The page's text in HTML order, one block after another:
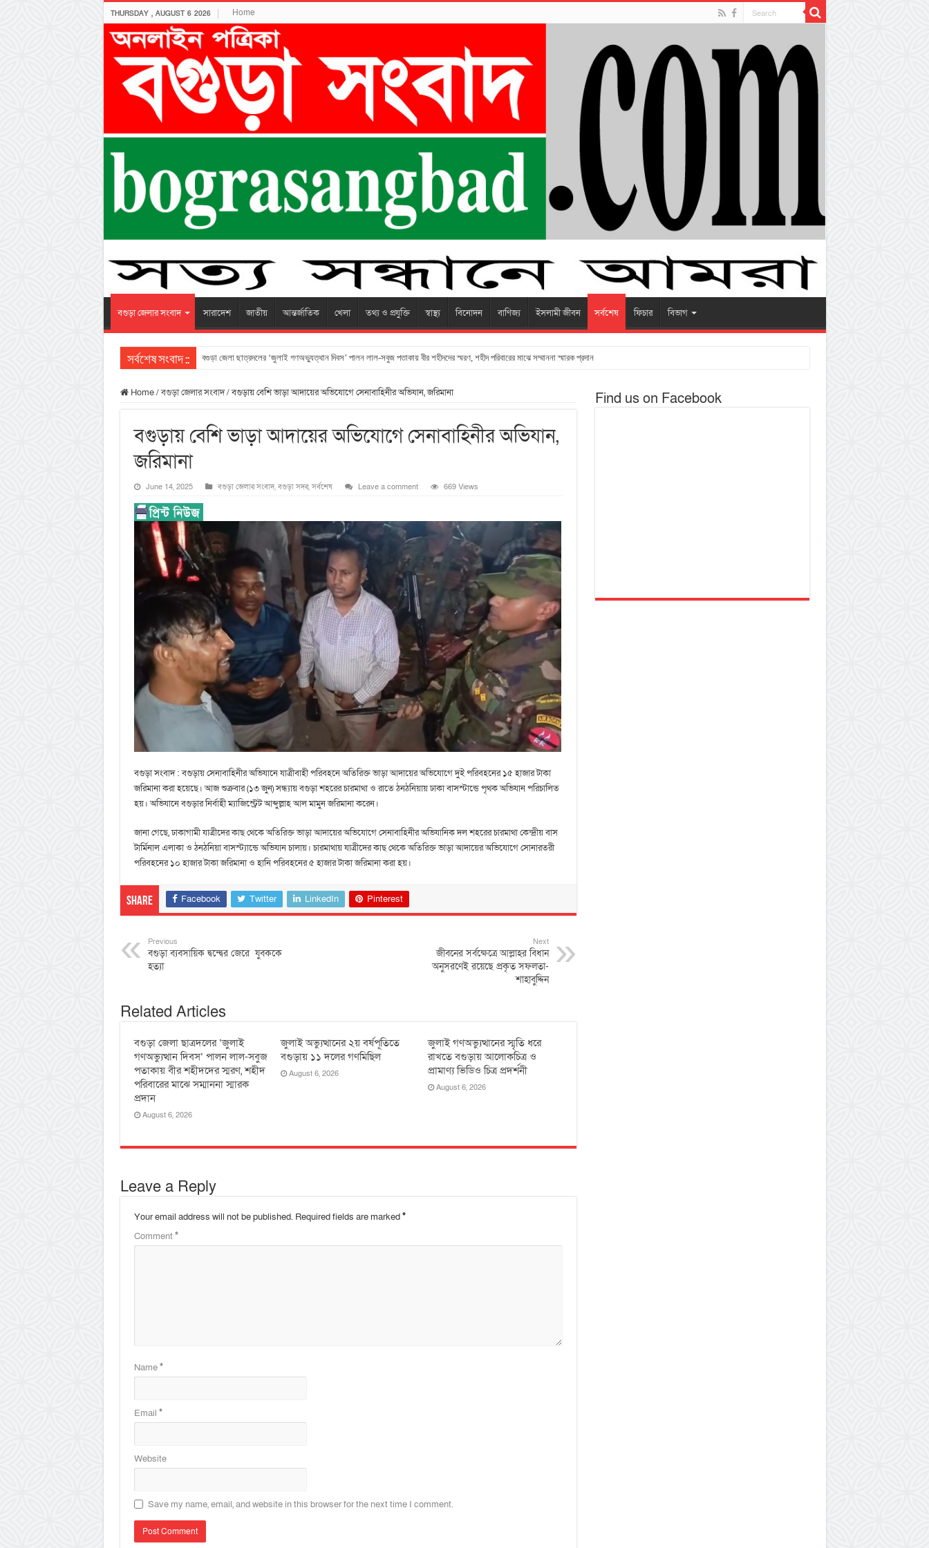
THURSDAY , AUGUST 6 2026 Home
বগুড়া জেলার সংবাদ সারাদেশ জাতীয় আন্তর্জাতিক খেলা তথ্য ও প্রযুক্তি স্বাস্থ্য বিনোদন বাণিজ্য ইসলামী জীবন সর্বশেষ ফিচার বিভাগ
সর্বশেষ সংবাদ :: বগুড়া জেলা ছাত্রদলের ‘জুলাই গণঅভ্যুত্থান দিবস’ পালন লাল-সবুজ পতাকায় বীর শহীদদের স্মরণ, শহীদ পরিবারের মাঝে সম্মাননা স্মারক প্রদান
Home/বগুড়া জেলার সংবাদ/বগুড়ায় বেশি ভাড়া আদায়ের অভিযোগে সেনাবাহিনীর অভিযান, জরিমানা
বগুড়ায় বেশি ভাড়া আদায়ের অভিযোগে সেনাবাহিনীর অভিযান,
জরিমানা
June 14, 2025 বগুড়া জেলার সংবাদ,বগুড়া সদর,সর্বশেষ Leave a comment 669 Views
বগুড়া সংবাদ : বগুড়ায় সেনাবাহিনীর অভিযানে যাত্রীবাহী পরিবহনে অতিরিক্ত ভাড়া আদায়ের অভিযোগে দুই পরিবহনের ১৫ হাজার টাকা
জরিমানা করা হয়েছে। আজ শুক্রবার (১৩ জুন) সন্ধ্যায় বগুড়া শহরের চারমাথা ও রাতে ঠনঠনিয়ায় ঢাকা বাসস্টান্ডে পৃথক অভিযান পরিচালিত
হয়। অভিযানে বগুড়ার নির্বাহী ম্যাজিস্ট্রেট আব্দুল্লাহ আল মামুন জরিমানা করেন।
জানা গেছে, ঢাকাগামী যাত্রীদের কাছ থেকে অতিরিক্ত ভাড়া আদায়ের অভিযোগে সেনাবাহিনীর অভিযানিক দল শহরের চারমাথা কেন্দ্রীয় বাস
টার্মিনাল এলাকা ও ঠনঠনিয়া বাসস্ট্যান্ডে অভিযান চালায়। চারমাথায় যাত্রীদের কাছ থেকে অতিরিক্ত ভাড়া আদায়ের অভিযোগে সোনারতরী
পরিবহনের ১০ হাজার টাকা জরিমানা ও হানি পরিবহনের ৫ হাজার টাকা জরিমানা করা হয়।
Share Facebook Twitter LinkedIn Pinterest
Previous
বগুড়া ব্যবসায়িক দ্বন্দ্বের জেরে যুবককে
হত্যা
Next
জীবনের সর্বক্ষেত্রে আল্লাহর বিধান
অনুসরণেই রয়েছে প্রকৃত সফলতা-
শাহাবুদ্দিন
Related Articles
বগুড়া জেলা ছাত্রদলের ‘জুলাই
গণঅভ্যুত্থান দিবস’ পালন লাল-সবুজ
পতাকায় বীর শহীদদের স্মরণ, শহীদ
পরিবারের মাঝে সম্মাননা স্মারক
প্রদান
August 6, 2026
জুলাই অভ্যুত্থানের ২য় বর্ষপূতিতে
বগুড়ায় ১১ দলের গণমিছিল
August 6, 2026
জুলাই গণঅভ্যুত্থানের স্মৃতি ধরে
রাখতে বগুড়ায় আলোকচিত্র ও
প্রামাণ্য ভিডিও চিত্র প্রদর্শনী
August 6, 2026
Leave a Reply
Your email address will not be published. Required fields are marked*
Comment*
Name*
Email *
Website
Save my name, email, and website in this browser for the next time I comment.
Find us on Facebook